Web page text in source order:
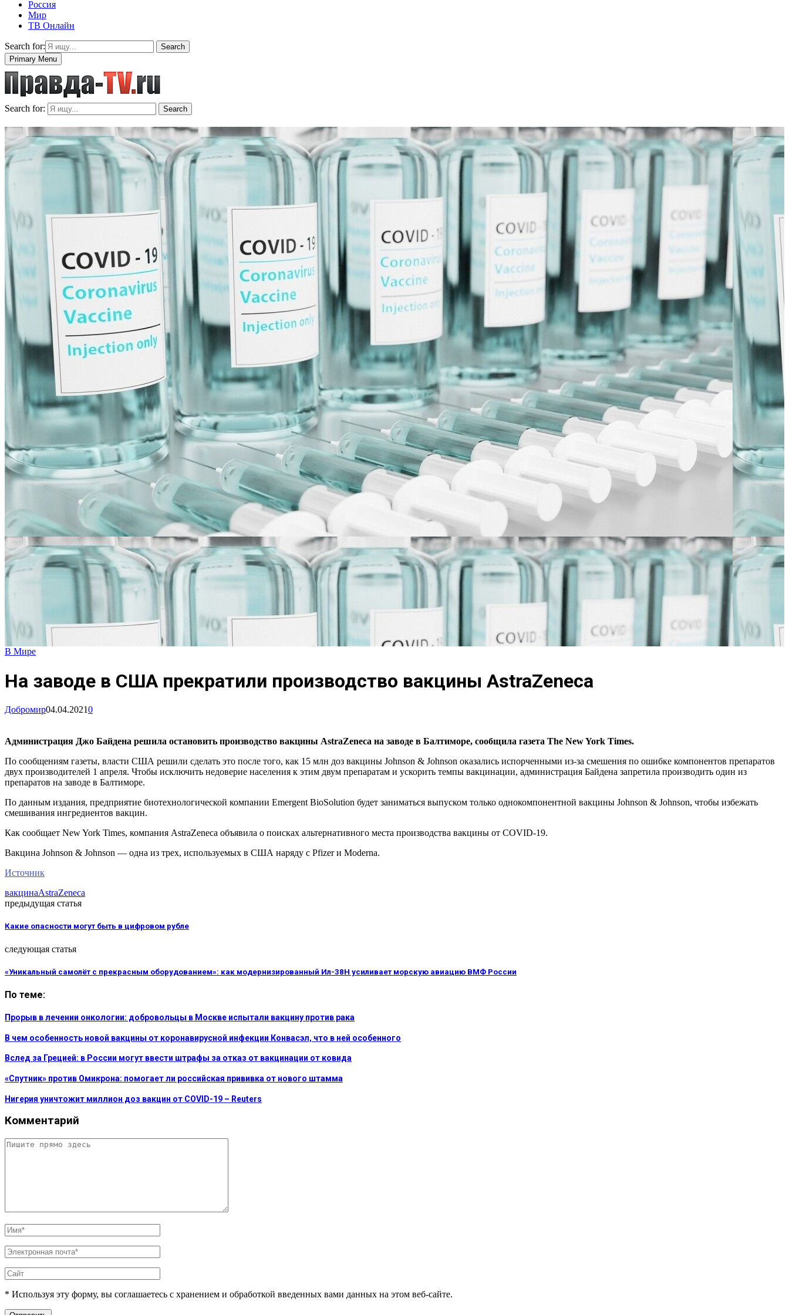
Россия
Мир
ТВ Онлайн
Search for:
Search
Primary Menu
Search for: Search
В Мире
На заводе в США прекратили производство вакцины AstraZeneca
Добромир04.04.20210
Администрация Джо Байдена решила остановить производство вакцины AstraZeneca на заводе в Балтиморе, сообщила газета The New York Times.
По сообщениям газеты, власти США решили сделать это после того, как 15 млн доз вакцины Johnson & Johnson оказались испорченными из-за смешения по ошибке компонентов препаратов
двух производителей 1 апреля. Чтобы исключить недоверие населения к этим двум препаратам и ускорить темпы вакцинации, администрация Байдена запретила производить один из
препаратов на заводе в Балтиморе.
По данным издания, предприятие биотехнологической компании Emergent BioSolution будет заниматься выпуском только однокомпонентной вакцины Johnson & Johnson, чтобы избежать
смешивания ингредиентов вакцин.
Как сообщает New York Times, компания AstraZeneca объявила о поисках альтернативного места производства вакцины от COVID-19.
Вакцина Johnson & Johnson — одна из трех, используемых в США наряду с Pfizer и Moderna.
Источник
вакцинаAstraZeneca
предыдущая статья
Какие опасности могут быть в цифровом рубле
следующая статья
«Уникальный самолёт с прекрасным оборудованием»: как модернизированный Ил-38Н усиливает морскую авиацию ВМФ России
По теме:
Прорыв в лечении онкологии: добровольцы в Москве испытали вакцину против рака
В чем особенность новой вакцины от коронавирусной инфекции Конвасэл, что в ней особенного
Вслед за Грецией: в России могут ввести штрафы за отказ от вакцинации от ковида
«Спутник» против Омикрона: помогает ли российская прививка от нового штамма
Нигерия уничтожит миллион доз вакцин от COVID-19 – Reuters
Комментарий
* Используя эту форму, вы соглашаетесь с хранением и обработкой введенных вами данных на этом веб-сайте.